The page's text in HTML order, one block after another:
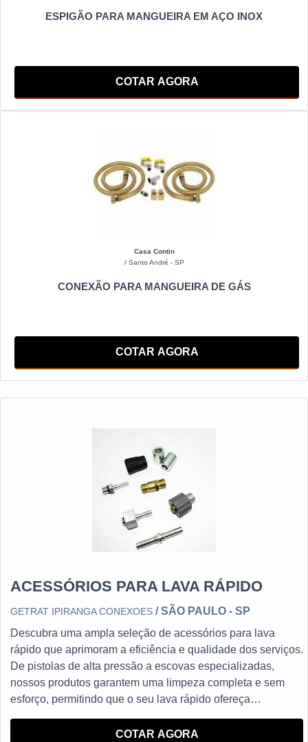
ESPIGÃO PARA MANGUEIRA EM AÇO INOX
COTAR AGORA
Casa Contin
/ Santo André - SP
CONEXÃO PARA MANGUEIRA DE GÁS
COTAR AGORA
ACESSÓRIOS PARA LAVA RÁPIDO
GETRAT IPIRANGA CONEXOES / SÃO PAULO - SP
Descubra uma ampla seleção de acessórios para lava
rápido que aprimoram a eficiência e qualidade dos serviços.
De pistolas de alta pressão a escovas especializadas,
nossos produtos garantem uma limpeza completa e sem
esforço, permitindo que o seu lava rápido ofereça
Explore agora mesmo e eleve o padrão do seu negócio com
COTAR AGORA